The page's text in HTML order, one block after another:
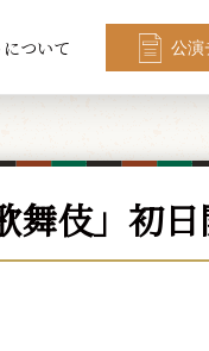
ついて 公演
舞伎」初